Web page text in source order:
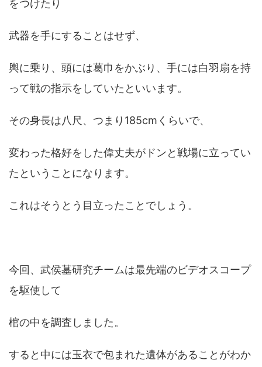
をつけたり
武器を手にすることはせず、
輿に乗り、頭には葛巾をかぶり、手には白羽扇を持
って戦の指示をしていたといいます。
その身長は八尺、つまり185cmくらいで、
変わった格好をした偉丈夫がドンと戦場に立ってい
たということになります。
これはそうとう目立ったことでしょう。
今回、武侯墓研究チームは最先端のビデオスコープ
を駆使して
棺の中を調査しました。
すると中には玉衣で包まれた遺体があることがわか